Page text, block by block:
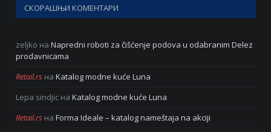
СКОРАШЊИ КОМЕНТАРИ
zeljko на Napredni roboti za čišćenje podova u odabranim Delez
prodavnicama
Retail.rs на Katalog modne kuće Luna
Lepa sindjic на Katalog modne kuće Luna
Retail.rs на Forma Ideale – katalog nameštaja na akciji